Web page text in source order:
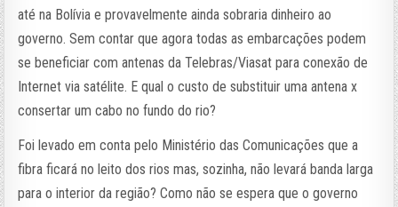
até na Bolívia e provavelmente ainda sobraria dinheiro ao
governo. Sem contar que agora todas as embarcações podem
se beneficiar com antenas da Telebras/Viasat para conexão de
Internet via satélite. E qual o custo de substituir uma antena x
consertar um cabo no fundo do rio?
Foi levado em conta pelo Ministério das Comunicações que a
fibra ficará no leito dos rios mas, sozinha, não levará banda larga
para o interior da região? Como não se espera que o governo